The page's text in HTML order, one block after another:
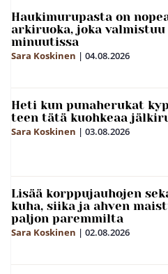
Haukimurupasta on
arkiruoka, joka valmistuu
minuutissa
Sara Koskinen | 04.08.2026
Heti kun punaherukat
teen tätä kuohkeaa
Sara Koskinen | 03.08.2026
Lisää korppujauhojen
kuha, siika ja ahven
paljon paremmilta
Sara Koskinen | 02.08.2026